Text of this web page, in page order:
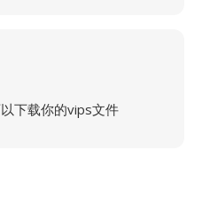
下载你的vips文件